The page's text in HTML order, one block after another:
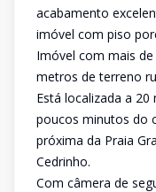
acabamento
imóvel com piso
Imóvel com mais
metros de terreno
Está localizada a
poucos minutos do
próxima da Praia
Cedrinho.
Com câmera de